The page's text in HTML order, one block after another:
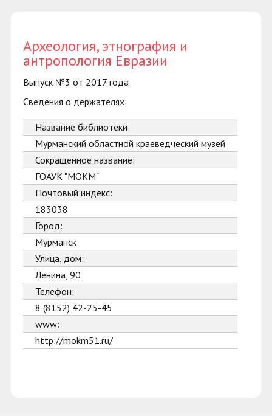
Археология, этнография и
антропология Евразии
Выпуск №3 от 2017 года
Сведения о держателях
Название библиотеки:
Мурманский областной краеведческий музей
Сокращенное название:
ГОАУК "МОКМ"
Почтовый индекс:
183038
Город:
Мурманск
Улица, дом:
Ленина, 90
Телефон:
8 (8152) 42-25-45
www:
http://mokm51.ru/